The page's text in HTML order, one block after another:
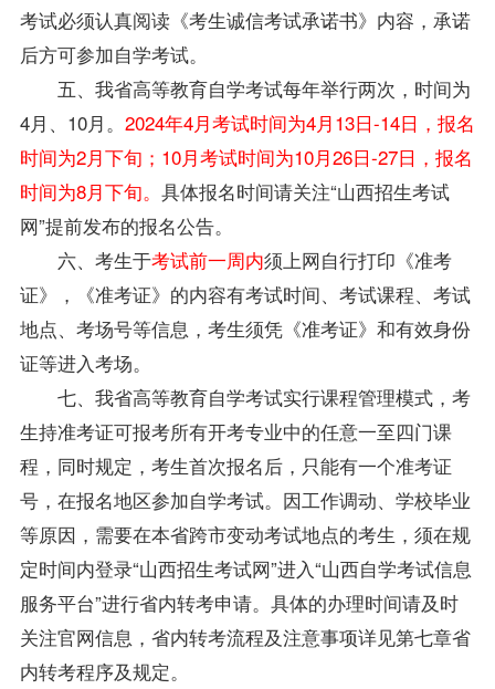
考试必须认真阅读《考生诚信考试承诺书》内容，承诺
后方可参加自学考试。
五、我省高等教育自学考试每年举行两次，时间为
4月、10月。 2024年4月考试时间为4月13日-14日，报名
时间为2月下旬；10月考试时间为10月26日-27日，报名
时间为8月下旬。 具体报名时间请关注“山西招生考试
网”提前发布的报名公告。
六、考生于考试前一周内须上网自行打印《准考
证》，《准考证》的内容有考试时间、考试课程、考试
地点、考场号等信息，考生须凭《准考证》和有效身份
证等进入考场。
七、我省高等教育自学考试实行课程管理模式，考
生持准考证可报考所有开考专业中的任意一至四门课
程，同时规定，考生首次报名后，只能有一个准考证
号，在报名地区参加自学考试。因工作调动、学校毕业
等原因，需要在本省跨市变动考试地点的考生，须在规
定时间内登录“山西招生考试网”进入“山西自学考试信息
服务平台”进行省内转考申请。具体的办理时间请及时
关注官网信息，省内转考流程及注意事项详见第七章省
内转考程序及规定。